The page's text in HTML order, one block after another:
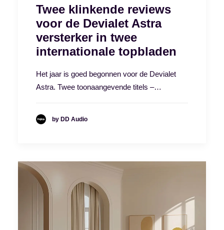
Twee klinkende reviews
voor de Devialet Astra
versterker in twee
internationale topbladen
Het jaar is goed begonnen voor de Devialet
Astra. Twee toonaangevende titels –…
by DD Audio